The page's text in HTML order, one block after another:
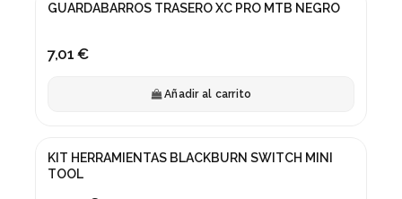
GUARDABARROS TRASERO XC PRO MTB NEGRO
7,01 €
Añadir al carrito
KIT HERRAMIENTAS BLACKBURN SWITCH MINI
TOOL